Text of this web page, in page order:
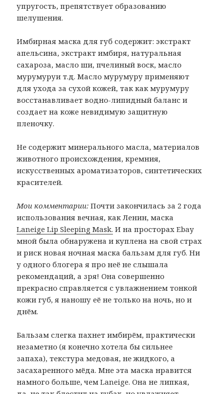
упругость, препятствует образованию
шелушения.
Имбирная маска для губ содержит: экстракт
апельсина, экстракт имбиря, натуральная
сахароза, масло ши, пчелиный воск, масло
мурумуруи т.д. Масло мурумуру применяют
для ухода за сухой кожей, так как мурумуру
восстанавливает водно-липидный баланс и
создает на коже невидимую защитную
пленочку.
Не содержит минерального масла, материалов
животного происхождения, кремния,
искусственных ароматизаторов, синтетических
красителей.
Мои комментарии: Почти закончилась за 2 года
использования вечная, как Ленин, маска
Laneige Lip Sleeping Mask. И на просторах Ebay
мной была обнаружена и куплена на свой страх
и риск новая ночная маска бальзам для губ. Ни
у одного блогера я про неё не слышала
рекомендаций, а зря! Она совершенно
прекрасно справляется с увлажнением тонкой
кожи губ, я наношу её не только на ночь, но и
днём.
Бальзам слегка пахнет имбирём, практически
незаметно (я конечно хотела бы сильнее
запаха), текстура медовая, не жидкого, а
засахаренного мёда. Мне эта маска нравится
намного больше, чем Laneige. Она не липкая,